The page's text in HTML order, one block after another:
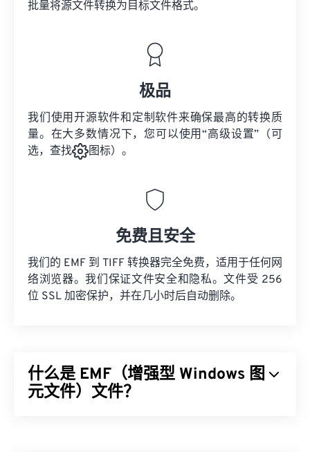
批量将源文件转换为目标文件格式。
极品
我们使用开源软件和定制软件来确保最高的转换质
量。在大多数情况下，您可以使用“高级设置”（可
选，查找
图标）。
免费且安全
我们的 EMF 到 TIFF 转换器完全免费，适用于任何网
络浏览器。我们保证文件安全和隐私。文件受 256
位 SSL 加密保护，并在几小时后自动删除。
什么是 EMF（增强型 Windows 图
元文件）文件？